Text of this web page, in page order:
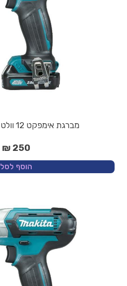
מברגת אימפקט 12 וולט TD110DWYE
250 ₪
הוסף לסל